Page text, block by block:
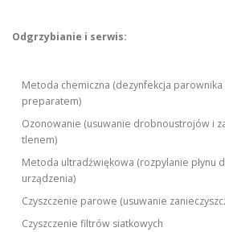
Odgrzybianie i serwis:
Metoda chemiczna (dezynfekcja parownika
preparatem)
Ozonowanie (usuwanie drobnoustrojów i
tlenem)
Metoda ultradźwiękowa (rozpylanie płynu
urządzenia)
Czyszczenie parowe (usuwanie
Czyszczenie filtrów siatkowych